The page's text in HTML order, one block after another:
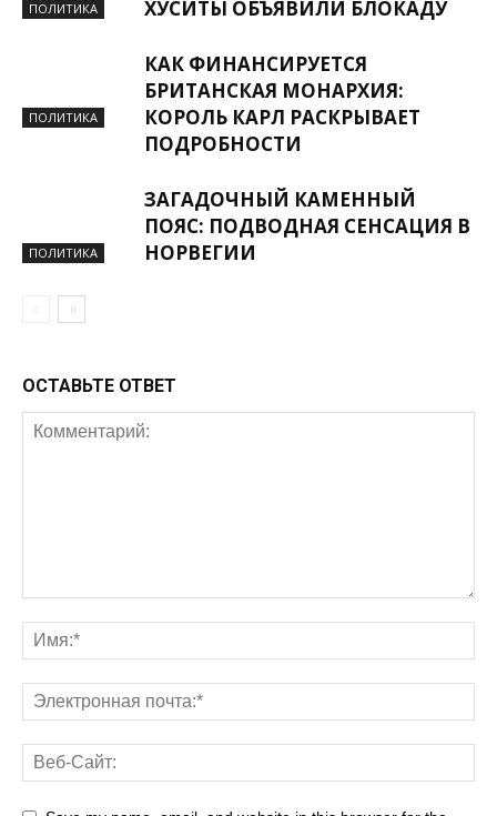
ПОЛИТИКА
ХУСИТЫ ОБЪЯВИЛИ БЛОКАДУ
ПОЛИТИКА
КАК ФИНАНСИРУЕТСЯ
БРИТАНСКАЯ МОНАРХИЯ:
КОРОЛЬ КАРЛ РАСКРЫВАЕТ
ПОДРОБНОСТИ
ПОЛИТИКА
ЗАГАДОЧНЫЙ КАМЕННЫЙ
ПОЯС: ПОДВОДНАЯ СЕНСАЦИЯ В
НОРВЕГИИ
ОСТАВЬТЕ ОТВЕТ